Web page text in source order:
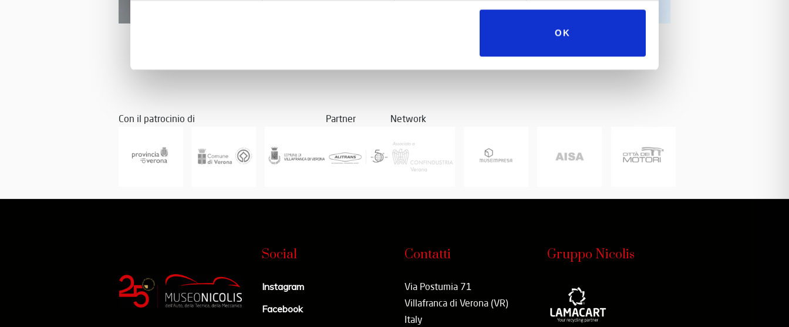
OK
Con il patrocinio di Partner Network
Social
Instagram
Facebook
Contatti
Via Postumia 71
Villafranca di Verona (VR)
Italy
Gruppo Nicolis